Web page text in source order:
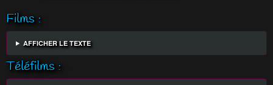
Films :
AFFICHER LE TEXTE
Téléfilms :